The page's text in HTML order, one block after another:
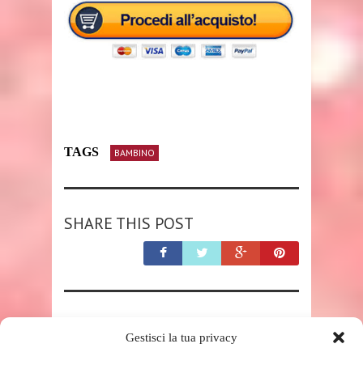
Gestisci la tua privacy
TAGS BAMBINO
SHARE THIS POST